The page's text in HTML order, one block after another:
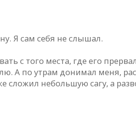
Я сам себя не слышал.
с того места, где его
А по утрам донимал меня,
небольшую сагу, а